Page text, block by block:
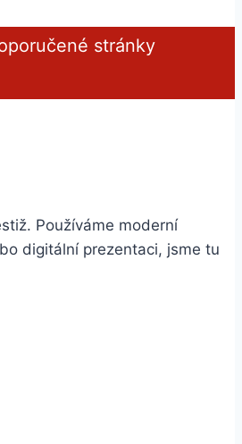
stránky
Používáme moderní
digitální prezentaci, jsme tu